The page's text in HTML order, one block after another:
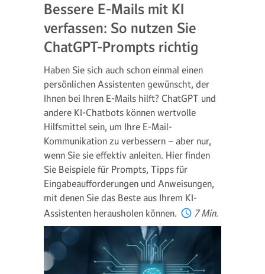
Bessere E-Mails mit KI
verfassen: So nutzen Sie
ChatGPT-Prompts richtig
Haben Sie sich auch schon einmal einen
persönlichen Assistenten gewünscht, der
Ihnen bei Ihren E-Mails hilft? ChatGPT und
andere KI-Chatbots können wertvolle
Hilfsmittel sein, um Ihre E-Mail-
Kommunikation zu verbessern – aber nur,
wenn Sie sie effektiv anleiten. Hier finden
Sie Beispiele für Prompts, Tipps für
Eingabeaufforderungen und Anweisungen,
mit denen Sie das Beste aus Ihrem KI-
Assistenten herausholen können.
7 Min.